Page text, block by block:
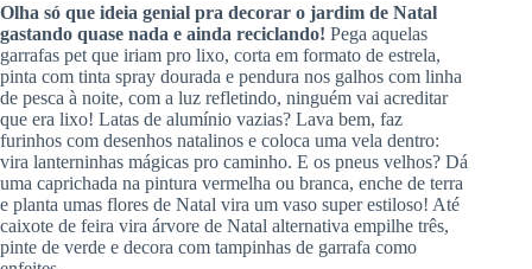
Olha só que ideia genial pra decorar o jardim de Natal
gastando quase nada e ainda reciclando! Pega aquelas
garrafas pet que iriam pro lixo, corta em formato de estrela,
pinta com tinta spray dourada e pendura nos galhos com linha
de pesca à noite, com a luz refletindo, ninguém vai acreditar
que era lixo! Latas de alumínio vazias? Lava bem, faz
furinhos com desenhos natalinos e coloca uma vela dentro:
vira lanterninhas mágicas pro caminho. E os pneus velhos? Dá
uma caprichada na pintura vermelha ou branca, enche de terra
e planta umas flores de Natal vira um vaso super estiloso! Até
caixote de feira vira árvore de Natal alternativa empilhe três,
pinte de verde e decora com tampinhas de garrafa como